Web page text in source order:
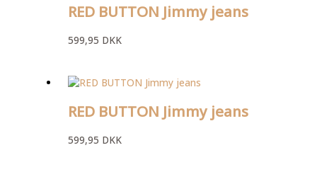
RED BUTTON Jimmy jeans
599,95 DKK
RED BUTTON Jimmy jeans
599,95 DKK